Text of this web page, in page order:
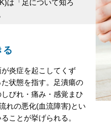
は「足について知ろ
る
炎症を起こしてくず
状態を指す。足潰瘍の
びれ・痛み・感覚まひ
れの悪化(血流障害)とい
ことが挙げられる。